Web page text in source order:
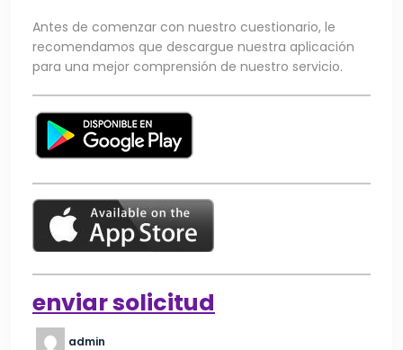
Antes de comenzar con nuestro cuestionario, le
recomendamos que descargue nuestra aplicación
para una mejor comprensión de nuestro servicio.
enviar solicitud
admin